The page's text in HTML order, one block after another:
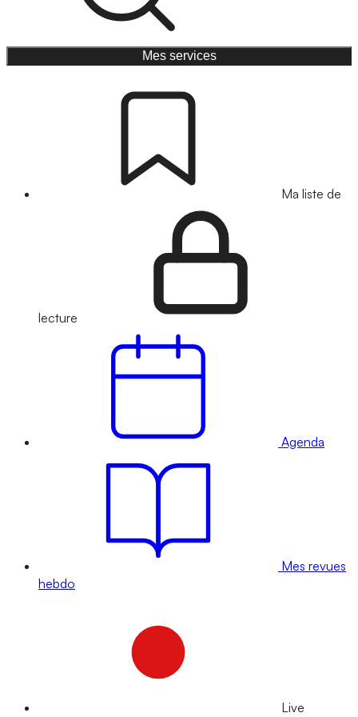
Mes services
Ma liste de
lecture
Agenda
Mes revues
hebdo
Live